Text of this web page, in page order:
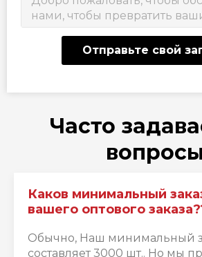
Отправьте свой
Часто
вопросы
Каков минимальный
вашего оптового
Обычно, Наш минимальный
составляет 3000 шт.. Но мы